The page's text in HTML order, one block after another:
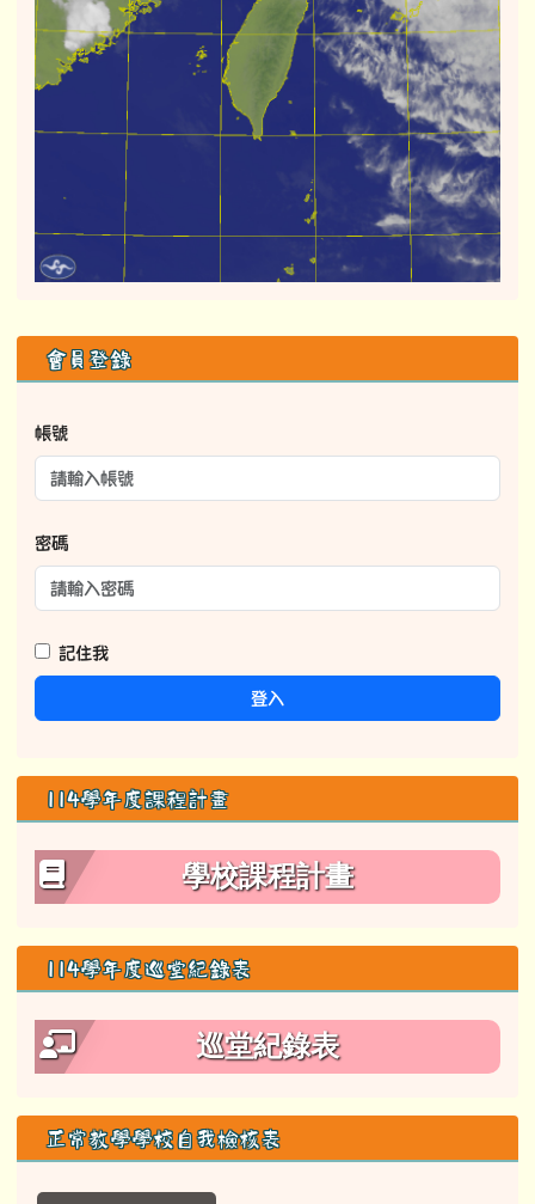
右邊區域內容
會員登錄
帳號
密碼
記住我
登入
114學年度課程計畫
學校課程計畫
114學年度巡堂紀錄表
巡堂紀錄表
正常教學學校自我檢核表